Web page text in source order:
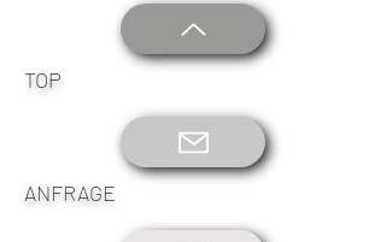
TOP
ANFRAGE